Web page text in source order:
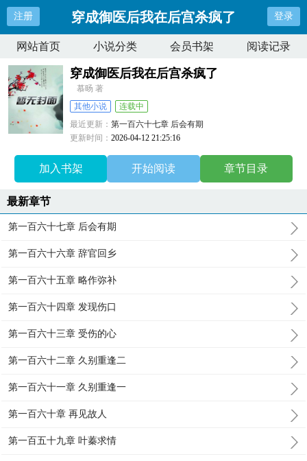
注册 穿成御医后我在后宫杀疯了 登录
网站首页 小说分类 会员书架 阅读记录
穿成御医后我在后宫杀疯了
慕旸 著
其他小说
连载中
最近更新：第一百六十七章 后会有期
更新时间：2026-04-12 21:25:16
加入书架 开始阅读 章节目录
最新章节
第一百六十七章 后会有期
第一百六十六章 辞官回乡
第一百六十五章 略作弥补
第一百六十四章 发现伤口
第一百六十三章 受伤的心
第一百六十二章 久别重逢二
第一百六十一章 久别重逢一
第一百六十章 再见故人
第一百五十九章 叶蓁求情